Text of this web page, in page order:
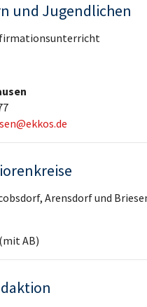
und Jugendlichen
Arensdorf und
AB)